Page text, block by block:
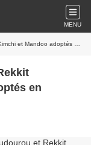
MENU
adoptés en novembre 2020 !
en